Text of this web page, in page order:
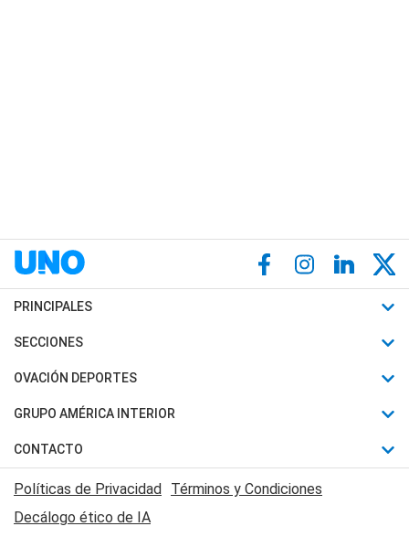
PRINCIPALES
Últimas Noticias
Política
Judiciales
Economia
SECCIONES
Horóscopo
Motores
Trucos caseros
Series y Películas
Edictos y Solicitadas
OVACIÓN DEPORTES
Fútbol
Mundial
Automovilismo
Rugby
GRUPO AMÉRICA INTERIOR
Canal 7 en Vivo
CONTACTO
Acerca de Nosotros
Contactanos
Políticas de Privacidad Términos y Condiciones
Decálogo ético de IA